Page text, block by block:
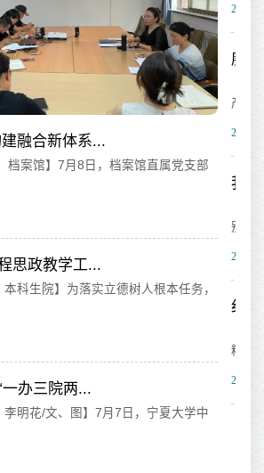
银龄礼赞塞上--...
中心讯 离退休人员服务处】为热烈庆祝中国共
心讯 王文娣/文、图】为深耕阿拉伯区域国
心讯 学术期刊中心】为继承和弘扬伟大长征